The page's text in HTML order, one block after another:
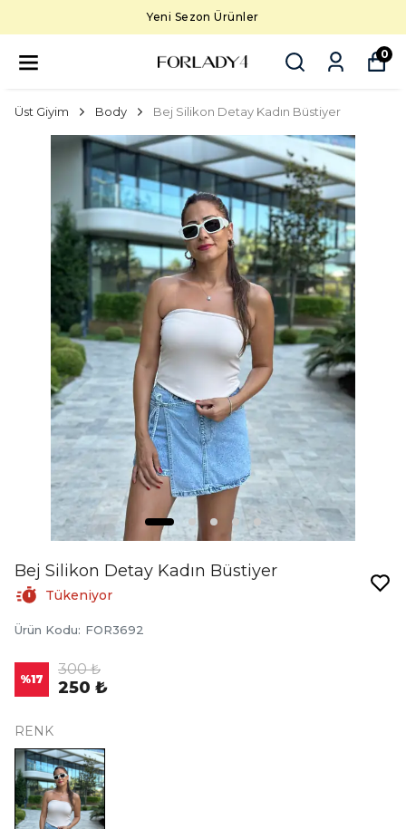
Yeni Sezon Ürünler
0
Üst Giyim Body Bej Silikon Detay Kadın Büstiyer
Bej Silikon Detay Kadın Büstiyer
Tükeniyor
Ürün Kodu: FOR3692
%17
300 ₺
250 ₺
RENK